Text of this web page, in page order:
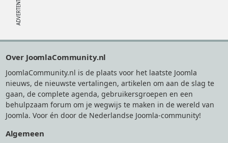
Over JoomlaCommunity.nl
JoomlaCommunity.nl is de plaats voor het laatste Joomla
nieuws, de nieuwste vertalingen, artikelen om aan de slag te
gaan, de complete agenda, gebruikersgroepen en een
behulpzaam forum om je wegwijs te maken in de wereld van
Joomla. Voor én door de Nederlandse Joomla-community!
Algemeen